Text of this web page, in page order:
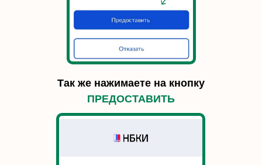
Так же нажимаете на кнопку
ПРЕДОСТАВИТЬ